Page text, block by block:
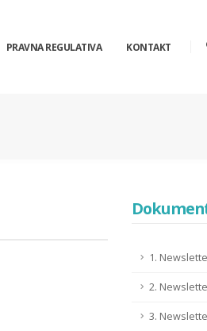
PRAVNA REGULATIVA KONTAKT
1.
2.
3.